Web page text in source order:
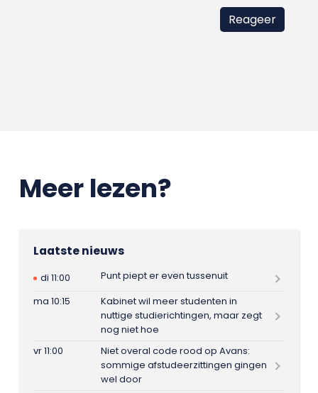
Meer lezen?
Laatste nieuws
di 11:00
Punt piept er even tussenuit
ma 10:15
Kabinet wil meer studenten in
nuttige studierichtingen, maar zegt
nog niet hoe
vr 11:00
Niet overal code rood op Avans:
sommige afstudeerzittingen gingen
wel door